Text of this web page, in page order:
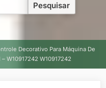
Decorativo Para Máquina De
W10917242 W10917242